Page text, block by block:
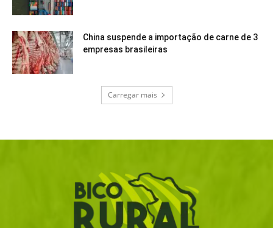
China suspende a importação de carne de 3
empresas brasileiras
Carregar mais